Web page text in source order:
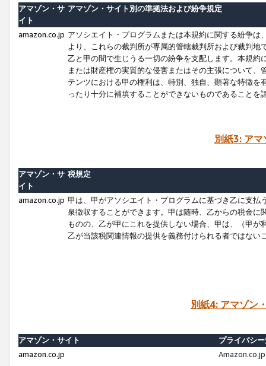
アマゾン・サ
イト
アマゾン・サイト別の準拠法および紛争規定
amazon.co.jp アソシエイト・プログラムまたは本規約に関する紛争
より、これらの裁判所が専属的管轄裁判所および裁判
乙と甲の間で生じうる一切の紛争を支配します。本規
または財産権の実質的な侵害またはその主張について
テンツにおける甲の権利は、特別、独自、顕著な特徴
ったり十分に補填することができないものであることを
別紙3: ア
アマゾン・サ
イト
税規定
amazon.co.jp 甲は、甲がアソシエイト・プログラムに基づき乙に支
泉徴収することができます。甲は随時、乙からの税金
ものの、乙が甲にこれを提供しない場合、甲は、（甲
乙が当該税関連情報の提供を義務付けられる者ではな
別紙4: アマゾン
アマゾン・サイト
プライバシ
amazon.co.jp